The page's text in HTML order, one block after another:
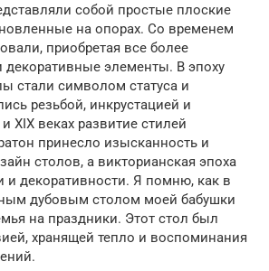
собой простые плоские
на опорах. Со временем
приобретая все более
элементы. В эпоху
стали символом статуса и
резьбой, инкрустацией и
XIX веках развитие стилей
принесло изысканность и
столов, а викторианская эпоха
и декоративности. Я помню, как в
дубовым столом моей бабушки
на праздники. Этот стол был
хранящей тепло и воспоминания